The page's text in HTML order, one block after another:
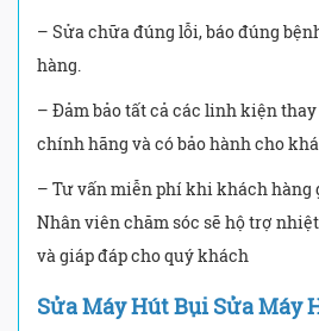
– Sửa chữa đúng lỗi, báo đúng
hàng.
– Đảm bảo tất cả các linh kiện
chính hãng và có bảo hành cho
– Tư vấn miễn phí khi khách hàng
Nhân viên chăm sóc sẽ hộ trợ
và giáp đáp cho quý khách
Sửa Máy Hút Bụi Sửa Máy